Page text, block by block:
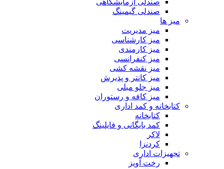
صندلی آزمایشگاهی
صندلی گیمینگ
میز ها
میز مدیریت
میز کارشناسی
میز کارمندی
میز کنفرانسی
میز نقشه کشی
میز کانتر و پذیرش
میز جلو مبلی
میز کافه و رستوران
کتابخانه و کمد اداری
کتابخانه
کمد بایگانی و فایلینگ
لاکر
کردنزا
تجهیزات اداری
رخت آویز